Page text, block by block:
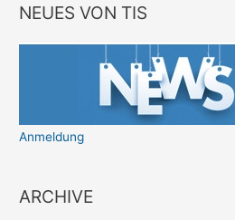
NEUES VON TIS
Anmeldung
ARCHIVE